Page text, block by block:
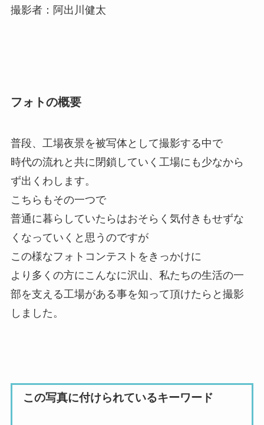
撮影者：阿出川健太
フォトの概要
普段、工場夜景を被写体として撮影する中で
時代の流れと共に閉鎖していく工場にも少なから
ず出くわします。
こちらもその一つで
普通に暮らしていたらはおそらく気付きもせずな
くなっていくと思うのですが
この様なフォトコンテストをきっかけに
より多くの方にこんなに沢山、私たちの生活の一
部を支える工場がある事を知って頂けたらと撮影
しました。
この写真に付けられているキーワード